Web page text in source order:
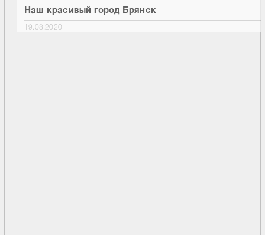
Наш красивый город Брянск
19.08.2020